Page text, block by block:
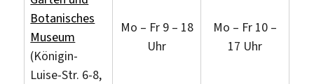
Botanisches
Museum
(Königin-
Luise-Str. 6-8,
Mo – Fr 9 – 18
Uhr
Mo – Fr 10 –
17 Uhr